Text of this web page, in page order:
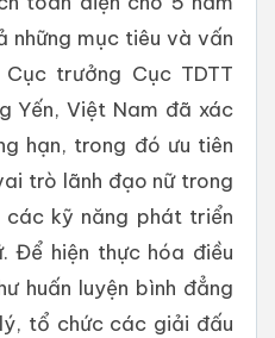
những mục tiêu và vấn
trưởng Cục TDTT
Yến, Việt Nam đã xác
hạn, trong đó ưu tiên
trò lãnh đạo nữ trong
kỹ năng phát triển
Để hiện thực hóa điều
huấn luyện bình đẳng
tổ chức các giải đấu